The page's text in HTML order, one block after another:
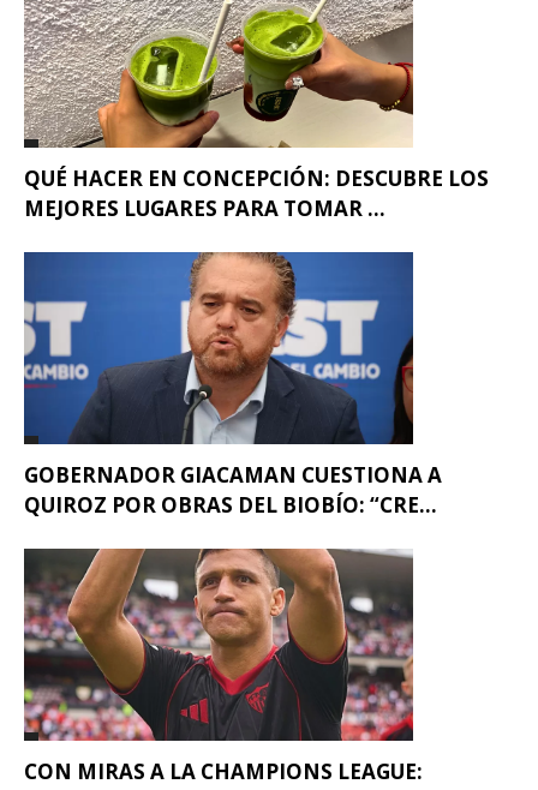
QUÉ HACER EN CONCEPCIÓN: DESCUBRE LOS
MEJORES LUGARES PARA TOMAR ...
GOBERNADOR GIACAMAN CUESTIONA A
QUIROZ POR OBRAS DEL BIOBÍO: “CRE...
CON MIRAS A LA CHAMPIONS LEAGUE: